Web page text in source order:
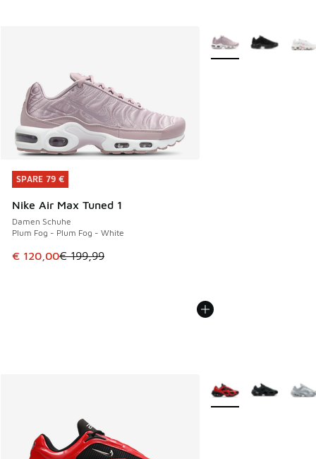
SPARE 79 €
Nike Air Max Tuned 1
Damen Schuhe
Plum Fog - Plum Fog - White
Dieser Artikel ist im Sale. Der Preis ist von € 199,99 auf €
€ 120,00€ 199,99
SPARE 79 €
Weitere Farben
Weitere Farben